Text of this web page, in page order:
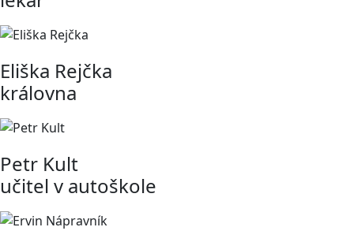
Eliška Rejčka
královna
Petr Kult
učitel v autoškole